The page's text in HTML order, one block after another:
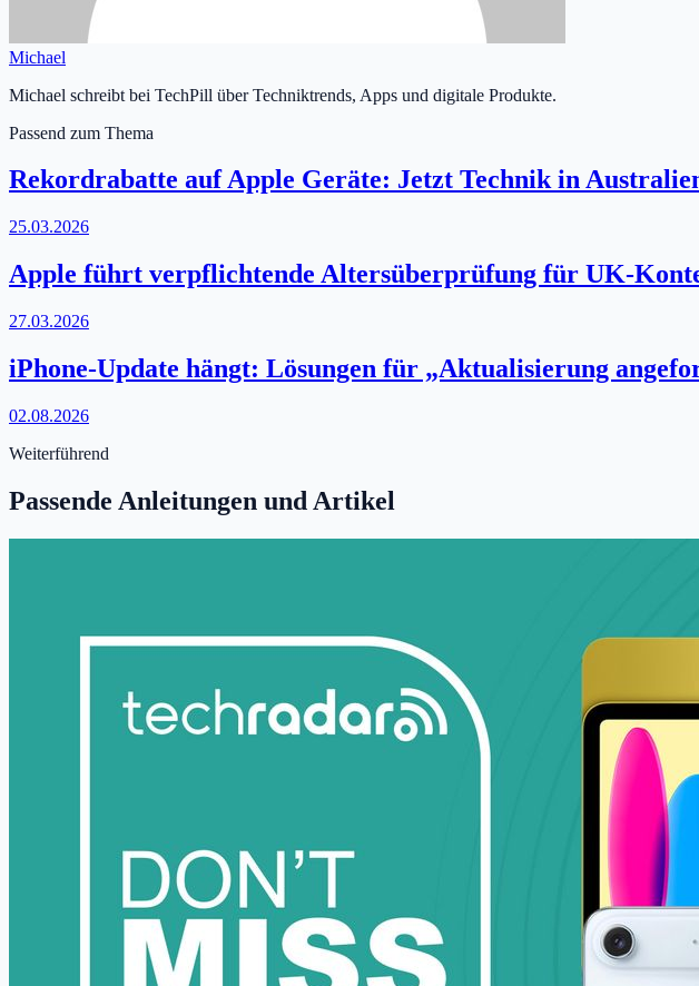
Michael
Michael schreibt bei TechPill über Techniktrends, Apps und digitale Produkte.
Passend zum Thema
Rekordrabatte auf Apple Geräte: Jetzt Technik in
25.03.2026
Apple führt verpflichtende Altersüberprüfung für UK-
27.03.2026
iPhone-Update hängt: Lösungen für „Aktualisierung
02.08.2026
Weiterführend
Passende Anleitungen und Artikel